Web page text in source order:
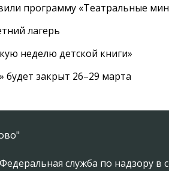
программу «Театральные
лагерь
неделю детской книги»
закрыт 26–29 марта
служба по надзору